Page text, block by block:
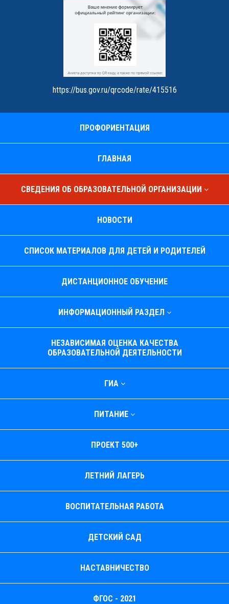
https://bus.gov.ru/qrcode/rate/415516
ПРОФОРИЕНТАЦИЯ
ГЛАВНАЯ
СВЕДЕНИЯ ОБ ОБРАЗОВАТЕЛЬНОЙ ОРГАНИЗАЦИИ
НОВОСТИ
СПИСОК МАТЕРИАЛОВ ДЛЯ ДЕТЕЙ И РОДИТЕЛЕЙ
ДИСТАНЦИОННОЕ ОБУЧЕНИЕ
ИНФОРМАЦИОННЫЙ РАЗДЕЛ
НЕЗАВИСИМАЯ ОЦЕНКА КАЧЕСТВА
ОБРАЗОВАТЕЛЬНОЙ ДЕЯТЕЛЬНОСТИ
ГИА
ПИТАНИЕ
ПРОЕКТ 500+
ЛЕТНИЙ ЛАГЕРЬ
ВОСПИТАТЕЛЬНАЯ РАБОТА
ДЕТСКИЙ САД
НАСТАВНИЧЕСТВО
ФГОС - 2021